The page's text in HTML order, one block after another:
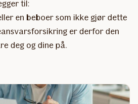
til:
en beboer som ikke gjør dette
er derfor den
deg og dine på.